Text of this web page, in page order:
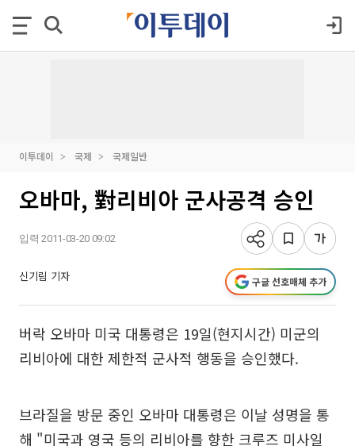
이투데이 국제 국제일반
오바마, 對리비아 군사공격 승인
입력 2011-03-20 09:02
신기림 기자 구글 선호매체 추가
버락 오바마 미국 대통령은 19일(현지시간) 미군의
리비아에 대한 제한적 군사적 행동을 승인했다.
브라질을 방문 중인 오바마 대통령은 이날 성명을 통
해 "미국과 영국 등의 리비아를 향한 크루즈 미사일